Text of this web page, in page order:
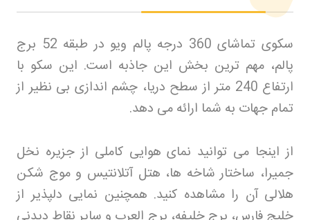
سکوی تماشای 360 درجه پالم ویو در طبقه 52 برج
پالم، مهم ترین بخش این جاذبه است. این سکو با
ارتفاع 240 متر از سطح دریا، چشم اندازی بی نظیر از
تمام جهات به شما ارائه می دهد.
از اینجا می توانید نمای هوایی کاملی از جزیره نخل
جمیرا، ساختار شاخه ها، هتل آتلانتیس و موج شکن
هلالی آن را مشاهده کنید. همچنین نمایی دلپذیر از